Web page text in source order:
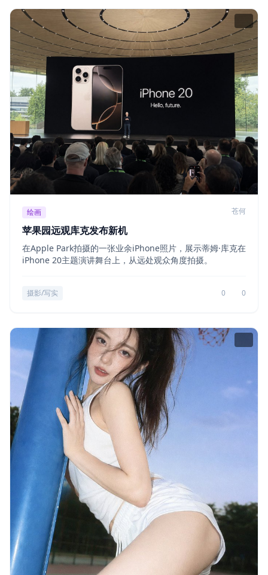
绘画 苍何
苹果园远观库克发布新机
在Apple Park拍摄的一张业余iPhone照片，展示蒂姆·库克在
iPhone 20主题演讲舞台上，从远处观众角度拍摄。
摄影/写实 0 0